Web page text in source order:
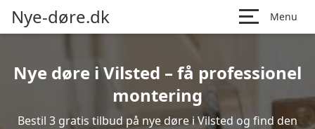
Nye-døre.dk Menu
Nye døre i Vilsted – få professionel
montering
Bestil 3 gratis tilbud på nye døre i Vilsted og find den